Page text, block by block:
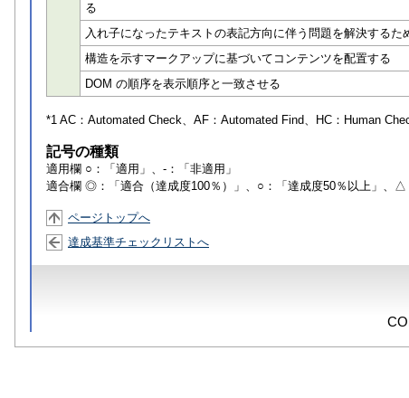
る
入れ子になったテキストの表記方向に伴う問題を解決する
構造を示すマークアップに基づいてコンテンツを配置する
DOM の順序を表示順序と一致させる
*1 AC： Automated Check、AF： Automated Find、HC： Human
記号の種類
適用欄 ○：「適用」、-：「非適用」
適合欄 ◎：「適合（達成度100％）」、○：「達成度50％以上」、△
ページトップへ
達成基準チェックリストへ